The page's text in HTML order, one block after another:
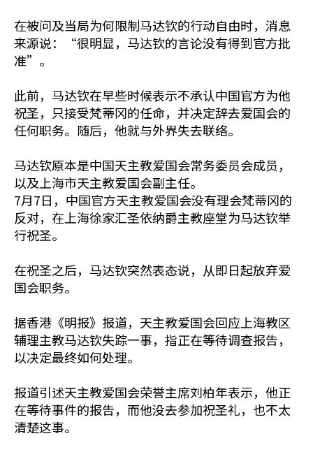
在被问及当局为何限制马达钦的行动自由时，消息
来源说：“很明显，马达钦的言论没有得到官方批
准”。
此前，马达钦在早些时候表示不承认中国官方为他
祝圣，只接受梵蒂冈的任命，并决定辞去爱国会的
任何职务。随后，他就与外界失去联络。
马达钦原本是中国天主教爱国会常务委员会成员，
以及上海市天主教爱国会副主任。
7月7日，中国官方天主教爱国会没有理会梵蒂冈的
反对，在上海徐家汇圣依纳爵主教座堂为马达钦举
行祝圣。
在祝圣之后，马达钦突然表态说，从即日起放弃爱
国会职务。
据香港《明报》报道，天主教爱国会回应上海教区
辅理主教马达钦失踪一事，指正在等待调查报告，
以决定最终如何处理。
报道引述天主教爱国会荣誉主席刘柏年表示，他正
在等待事件的报告，而他没去参加祝圣礼，也不太
清楚这事。